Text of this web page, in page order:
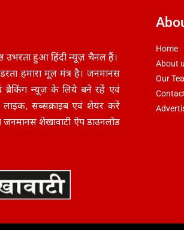
उभरता हुआ हिंदी न्यूज़ चैनल हैं।
हमारा मूल मंत्र है। जनमानस
ब्रैकिंग न्यूज़ के लिये बने रहें एवं
सब्सक्राइब एवं शेयर करें
शेखावाटी ऐप डाउनलोड
Home
About
Our